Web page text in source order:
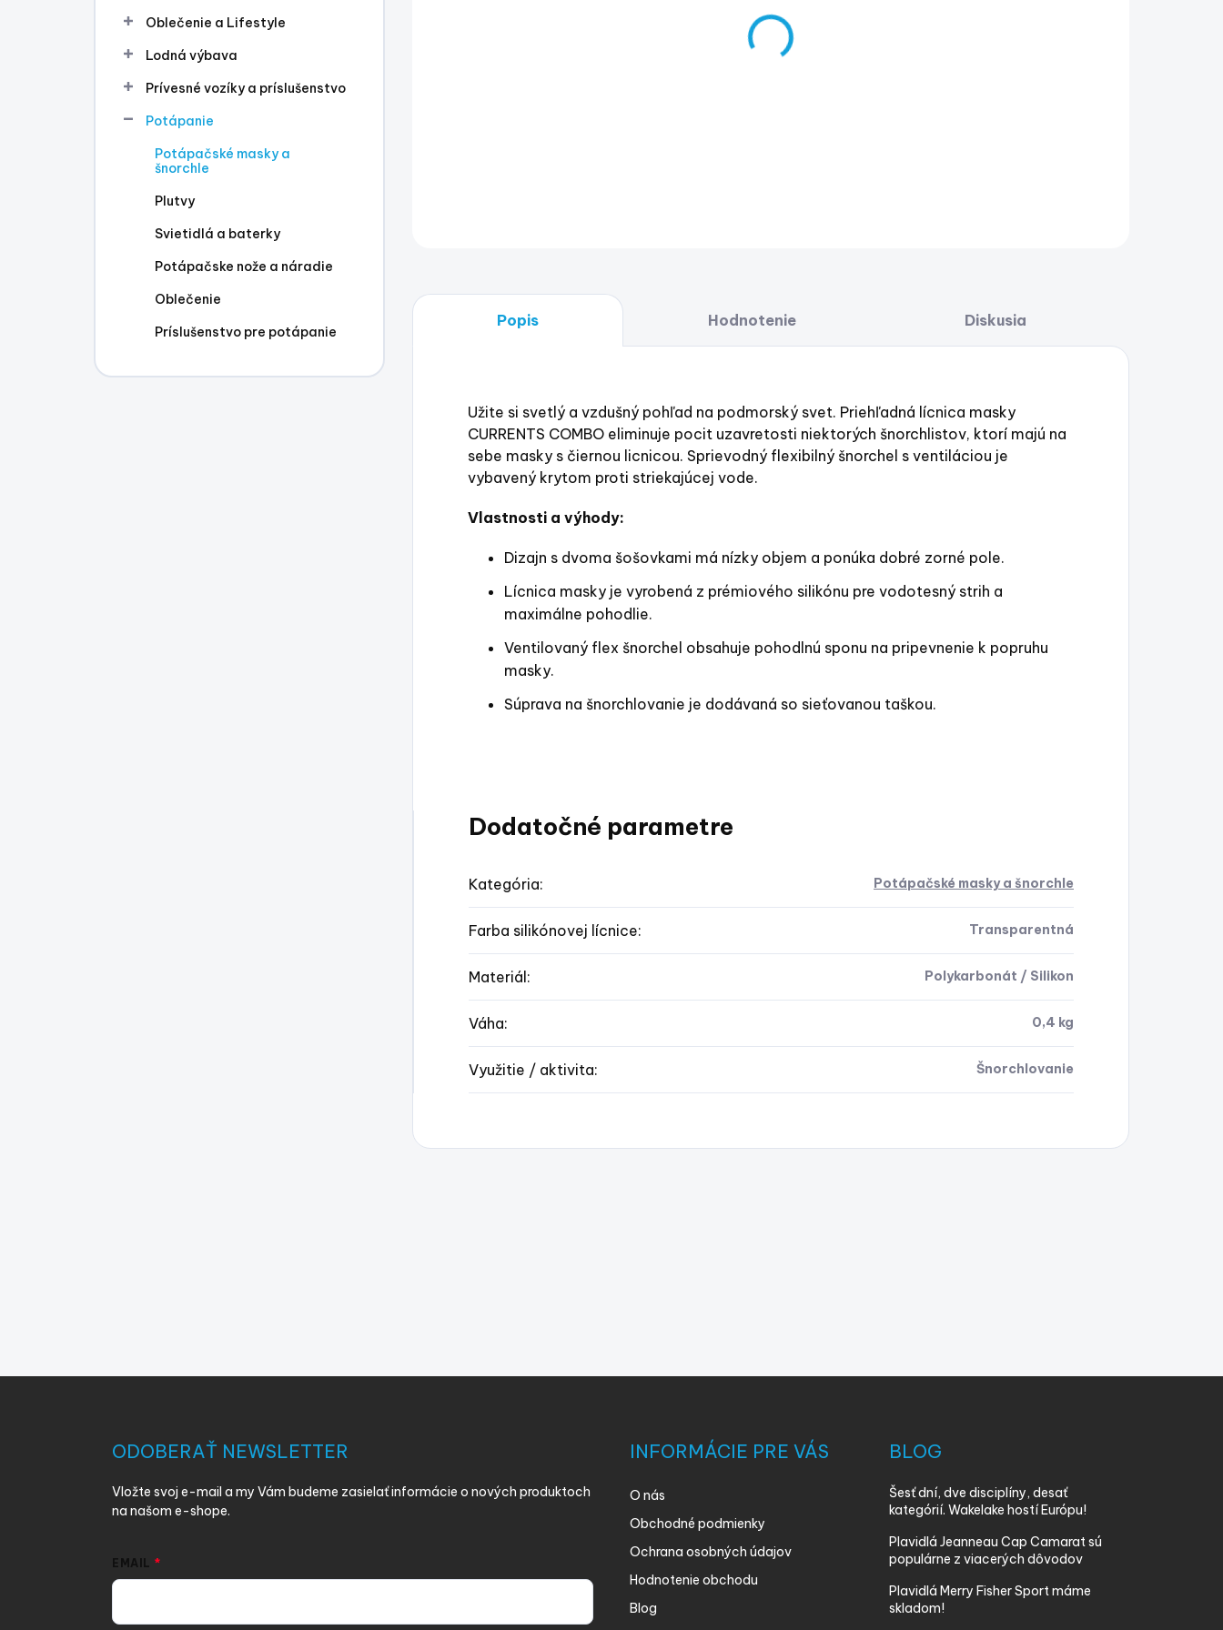
Oblečenie a Lifestyle
Lodná výbava
Prívesné vozíky a príslušenstvo
Potápanie
Potápačské masky a
šnorchle
Plutvy
Svietidlá a baterky
Potápačske nože a náradie
Oblečenie
Príslušenstvo pre potápanie
Popis Hodnotenie Diskusia
Užite si svetlý a vzdušný pohľad na podmorský svet. Priehľadná lícnica masky
CURRENTS COMBO eliminuje pocit uzavretosti niektorých šnorchlistov, ktorí majú na
sebe masky s čiernou licnicou. Sprievodný flexibilný šnorchel s ventiláciou je
vybavený krytom proti striekajúcej vode.
Vlastnosti a výhody:
Dizajn s dvoma šošovkami má nízky objem a ponúka dobré zorné pole.
Lícnica masky je vyrobená z prémiového silikónu pre vodotesný strih a
maximálne pohodlie.
Ventilovaný flex šnorchel obsahuje pohodlnú sponu na pripevnenie k popruhu
masky.
Súprava na šnorchlovanie je dodávaná so sieťovanou taškou.
Dodatočné parametre
Kategória: Potápačské masky a šnorchle
Farba silikónovej lícnice: Transparentná
Materiál : Polykarbonát / Silikon
Váha: 0,4 kg
Využitie / aktivita: Šnorchlovanie
ODOBERAŤ NEWSLETTER
Vložte svoj e-mail a my Vám budeme zasielať informácie o nových produktoch
na našom e-shope.
EMAIL
INFORMÁCIE PRE VÁS
O nás
Obchodné podmienky
Ochrana osobných údajov
Hodnotenie obchodu
Blog
BLOG
Šesť dní, dve disciplíny, desať
kategórií. Wakelake hostí Európu!
Plavidlá Jeanneau Cap Camarat sú
populárne z viacerých dôvodov
Plavidlá Merry Fisher Sport máme
skladom!